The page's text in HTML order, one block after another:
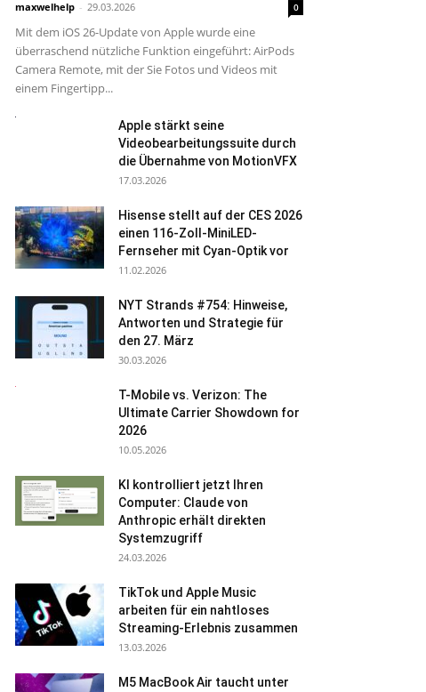
maxwelhelp - 29.03.2026 0
Mit dem iOS 26-Update von Apple wurde eine
überraschend nützliche Funktion eingeführt: AirPods
Camera Remote, mit der Sie Fotos und Videos mit
einem Fingertipp...
Apple stärkt seine
Videobearbeitungssuite durch
die Übernahme von MotionVFX
17.03.2026
Hisense stellt auf der CES 2026
einen 116-Zoll-MiniLED-
Fernseher mit Cyan-Optik vor
11.02.2026
NYT Strands #754: Hinweise,
Antworten und Strategie für
den 27. März
30.03.2026
T-Mobile vs. Verizon: The
Ultimate Carrier Showdown for
2026
10.05.2026
KI kontrolliert jetzt Ihren
Computer: Claude von
Anthropic erhält direkten
Systemzugriff
24.03.2026
TikTok und Apple Music
arbeiten für ein nahtloses
Streaming-Erlebnis zusammen
13.03.2026
M5 MacBook Air taucht unter